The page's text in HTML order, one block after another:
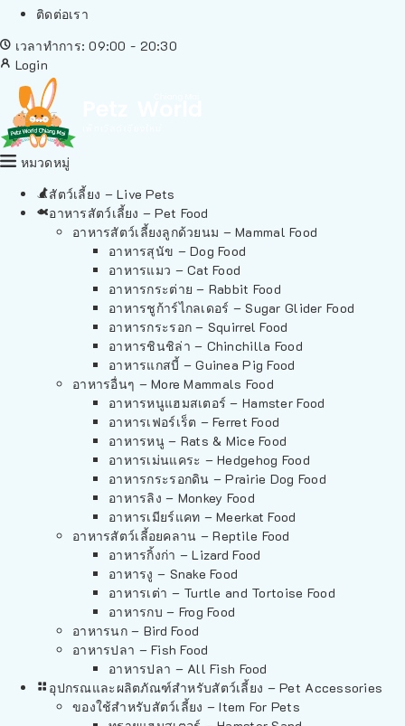
ติดต่อเรา
เวลาทำการ: 09:00 - 20:30
Login
หมวดหมู่
สัตว์เลี้ยง – Live Pets
อาหารสัตว์เลี้ยง – Pet Food
อาหารสัตว์เลี้ยงลูกด้วยนม – Mammal Food
อาหารสุนัข – Dog Food
อาหารแมว – Cat Food
อาหารกระต่าย – Rabbit Food
อาหารชูก้าร์ไกลเดอร์ – Sugar Glider Food
อาหารกระรอก – Squirrel Food
อาหารชินชิล่า – Chinchilla Food
อาหารแกสบี้ – Guinea Pig Food
อาหารอื่นๆ – More Mammals Food
อาหารหนูแฮมสเตอร์ – Hamster Food
อาหารเฟอร์เร็ต – Ferret Food
อาหารหนู – Rats & Mice Food
อาหารเม่นแคระ – Hedgehog Food
อาหารกระรอกดิน – Prairie Dog Food
อาหารลิง – Monkey Food
อาหารเมียร์แคท – Meerkat Food
อาหารสัตว์เลี้อยคลาน – Reptile Food
อาหารกิ้งก่า – Lizard Food
อาหารงู – Snake Food
อาหารเต่า – Turtle and Tortoise Food
อาหารกบ – Frog Food
อาหารนก – Bird Food
อาหารปลา – Fish Food
อาหารปลา – All Fish Food
อุปกรณและผลิตภัณฑ์สำหรับสัตว์เลี้ยง – Pet Accessories
ของใช้สำหรับสัตว์เลี้ยง – Item For Pets